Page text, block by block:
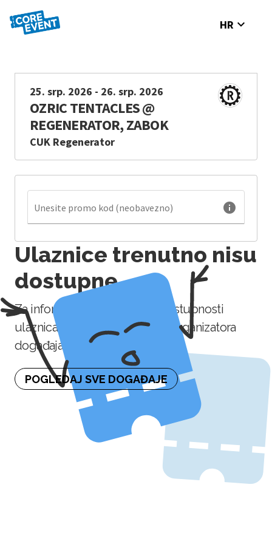
HR expand_more
25. srp. 2026 - 26. srp. 2026
OZRIC TENTACLES @
REGENERATOR, ZABOK
CUK Regenerator
Unesite promo kod (neobavezno) info
Ulaznice trenutno nisu
dostupne
Za informaciju o naknadnoj dostupnosti
ulaznica molimo kontaktirajte organizatora
događaja.
POGLEDAJ SVE DOGAĐAJE